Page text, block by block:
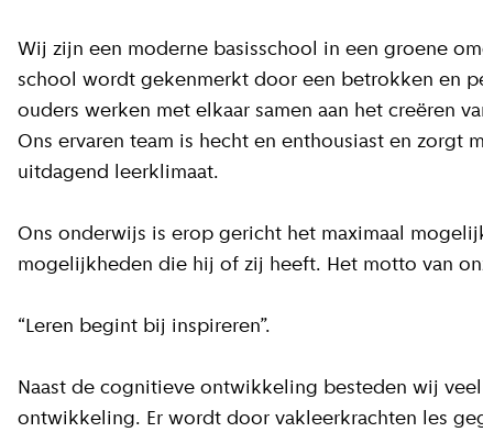
Wij zijn een moderne basisschool in een groene
school wordt gekenmerkt door een betrokken en
ouders werken met elkaar samen aan het creëren
Ons ervaren team is hecht en enthousiast en zorgt
uitdagend leerklimaat.
Ons onderwijs is erop gericht het maximaal
mogelijkheden die hij of zij heeft. Het motto van
“Leren begint bij inspireren”.
Naast de cognitieve ontwikkeling besteden wij
ontwikkeling. Er wordt door vakleerkrachten les